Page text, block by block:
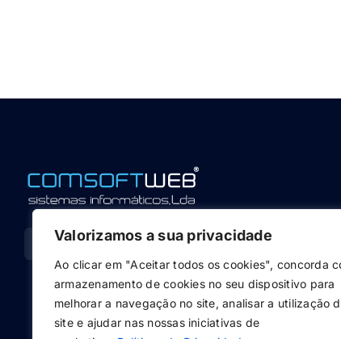
Valorizamos a sua privacidade
Ao clicar em "Aceitar todos os cookies", concorda
armazenamento de cookies no seu dispositivo para
melhorar a navegação no site, analisar a utilização
site e ajudar nas nossas iniciativas de